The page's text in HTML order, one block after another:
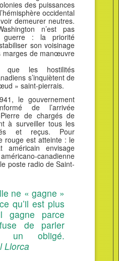
des puissances
occidental
demeurer neutres.
n’est pas
guerre : la priorité
son voisinage
marges de manœuvre
que les hostilités
s’inquiètent de
» saint-pierrais.
le gouvernement
de l’arrivée
de chargés de
à surveiller tous les
et reçus. Pour
rouge est atteinte : le
américain envisage
canadienne
poste radio de Saint-
ne « gagne »
qu’il est plus
parce
de parler
un obligé.
Llorca